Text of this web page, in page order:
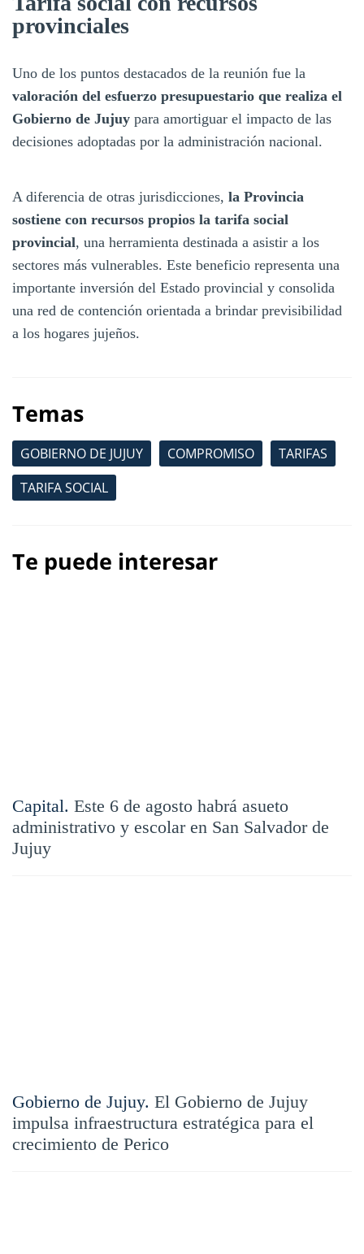
provinciales
Uno de los puntos destacados de la reunión fue la
valoración del esfuerzo presupuestario que realiza el
Gobierno de Jujuy para amortiguar el impacto de las
decisiones adoptadas por la administración nacional.
A diferencia de otras jurisdicciones, la Provincia
sostiene con recursos propios la tarifa social
provincial, una herramienta destinada a asistir a los
sectores más vulnerables. Este beneficio representa una
importante inversión del Estado provincial y consolida
una red de contención orientada a brindar previsibilidad
a los hogares jujeños.
Temas
GOBIERNO DE JUJUY COMPROMISO
TARIFAS
TARIFA SOCIAL
Te puede interesar
Capital. Este 6 de agosto habrá asueto
administrativo y escolar en San Salvador de
Jujuy
Gobierno de Jujuy. El Gobierno de Jujuy
impulsa infraestructura estratégica para el
crecimiento de Perico